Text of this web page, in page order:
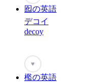
囮の英語
デコイ
decoy
♥
檻の英語